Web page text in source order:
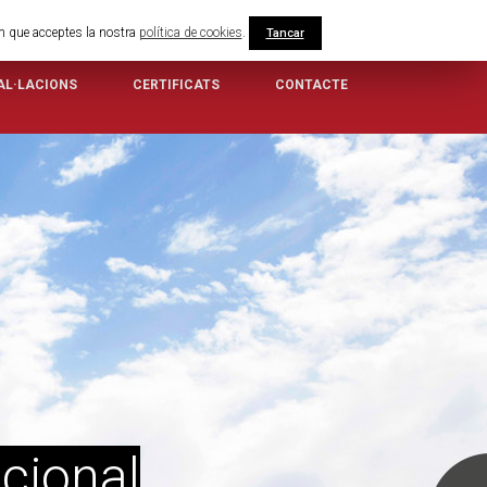
CERTIFICATS CONTACTE
que acceptes la nostra política de cookies. Tancar